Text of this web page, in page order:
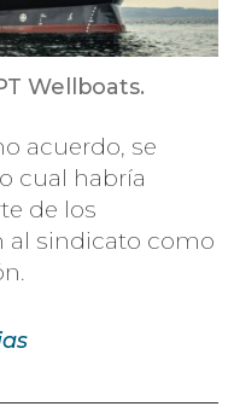
Wellboats.
acuerdo, se
cual habría
de los
al sindicato como